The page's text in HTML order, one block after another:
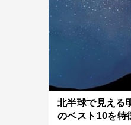
北半球で見える
のベスト10を特